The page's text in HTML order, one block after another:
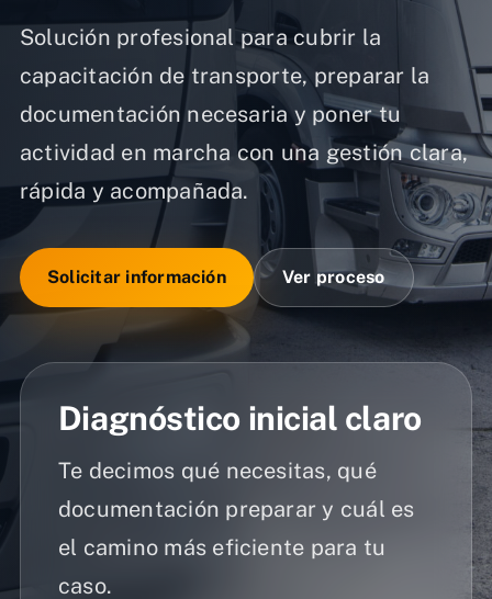
Solución profesional para cubrir la
capacitación de transporte, preparar la
documentación necesaria y poner tu
actividad en marcha con una gestión clara,
rápida y acompañada.
Solicitar información Ver proceso
Diagnóstico inicial claro
Te decimos qué necesitas, qué
documentación preparar y cuál es
el camino más eficiente para tu
caso.